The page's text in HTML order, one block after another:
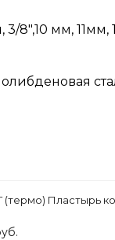
8",10 мм, 11мм,
(термо) Пластырь